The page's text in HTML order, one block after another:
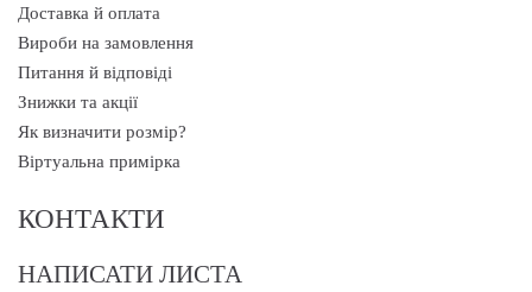
Доставка й оплата
Вироби на замовлення
Питання й відповіді
Знижки та акції
Як визначити розмір?
Віртуальна примірка
КОНТАКТИ
НАПИСАТИ ЛИСТА